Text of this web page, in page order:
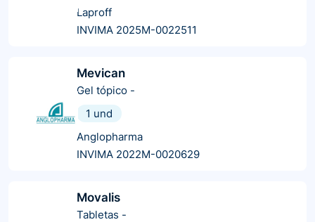
Laproff
INVIMA 2025M-0022511
Mevican
Gel tópico -
1 und
Anglopharma
INVIMA 2022M-0020629
Movalis
Tabletas -